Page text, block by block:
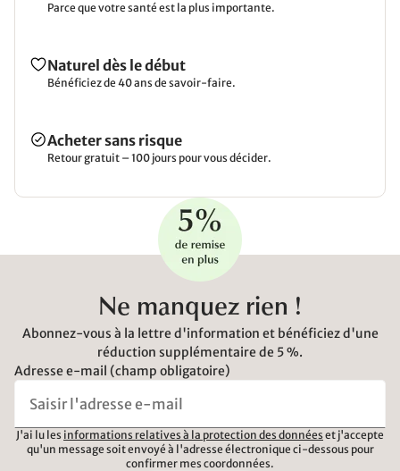
Parce que votre santé est la plus importante.
Naturel dès le début
Bénéficiez de 40 ans de savoir-faire.
Acheter sans risque
Retour gratuit – 100 jours pour vous décider.
Ne manquez rien !
Abonnez-vous à la lettre d'information et bénéficiez d'une
réduction supplémentaire de 5 %.
Adresse e-mail (champ obligatoire)
J'ai lu les informations relatives à la protection des données et j'accepte
qu'un message soit envoyé à l'adresse électronique ci-dessous pour
confirmer mes coordonnées.